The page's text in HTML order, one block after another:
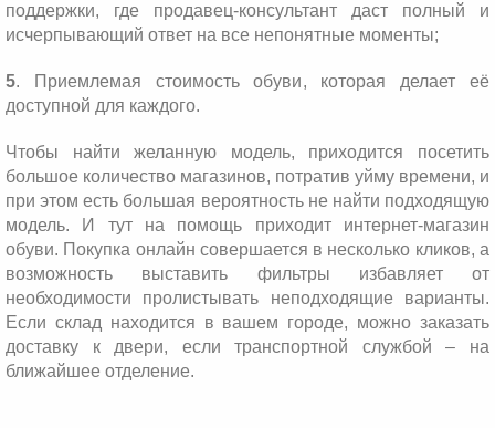
поддержки, где продавец-консультант даст полный и
исчерпывающий ответ на все непонятные моменты;
5. Приемлемая стоимость обуви, которая делает её
доступной для каждого.
Чтобы найти желанную модель, приходится посетить
большое количество магазинов, потратив уйму времени, и
при этом есть большая вероятность не найти подходящую
модель. И тут на помощь приходит интернет-магазин
обуви. Покупка онлайн совершается в несколько кликов, а
возможность выставить фильтры избавляет от
необходимости пролистывать неподходящие варианты.
Если склад находится в вашем городе, можно заказать
доставку к двери, если транспортной службой – на
ближайшее отделение.